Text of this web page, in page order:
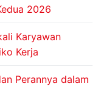
2026
Karyawan
Kerja
Perannya dalam